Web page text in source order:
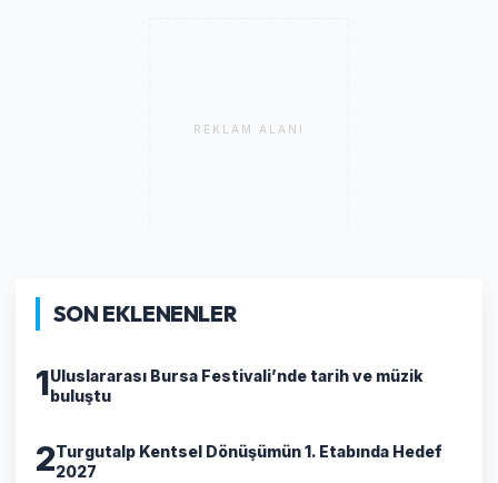
REKLAM ALANI
SON EKLENENLER
1Uluslararası Bursa Festivali’nde tarih ve müzik
buluştu
2Turgutalp Kentsel Dönüşümün 1. Etabında Hedef
2027